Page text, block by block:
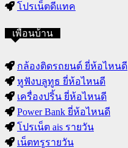
โปรเน็ตดีแทค
เพื่อนบ้าน
กล้องติดรถยนต์ ยี่ห้อไหนดี
หูฟังบลูทูธ ยี่ห้อไหนดี
เครื่องปริ้น ยี่ห้อไหนดี
Power Bank ยี่ห้อไหนดี
โปรเน็ต ais รายวัน
เน็ตทรูรายวัน